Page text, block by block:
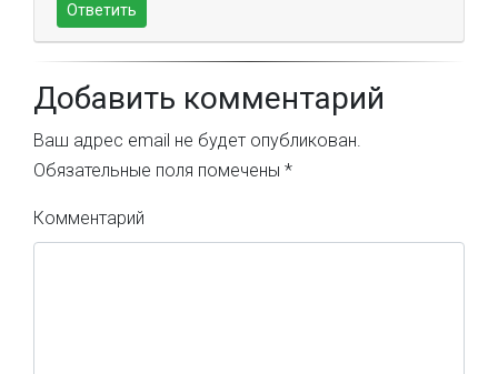
Ответить
Добавить комментарий
Ваш адрес email не будет опубликован.
Обязательные поля помечены *
Комментарий